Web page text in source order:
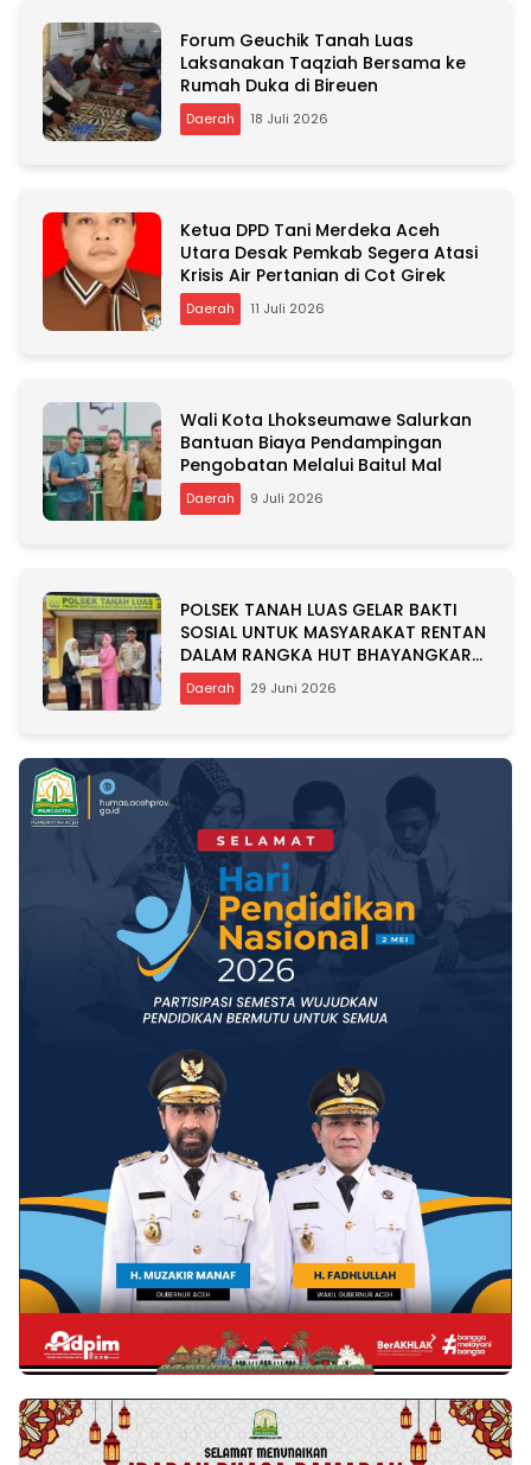
Forum Geuchik Tanah Luas
Laksanakan Taqziah Bersama ke
Rumah Duka di Bireuen
Daerah 18 Juli 2026
Ketua DPD Tani Merdeka Aceh
Utara Desak Pemkab Segera Atasi
Krisis Air Pertanian di Cot Girek
Daerah 11 Juli 2026
Wali Kota Lhokseumawe Salurkan
Bantuan Biaya Pendampingan
Pengobatan Melalui Baitul Mal
Daerah 9 Juli 2026
POLSEK TANAH LUAS GELAR BAKTI
SOSIAL UNTUK MASYARAKAT RENTAN
DALAM RANGKA HUT BHAYANGKARA
KE-80
Daerah 29 Juni 2026